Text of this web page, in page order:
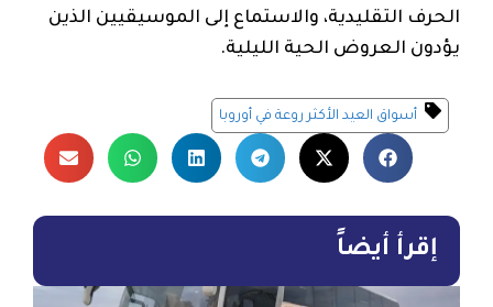
الحرف التقليدية، والاستماع إلى الموسيقيين الذين
يؤدون العروض الحية الليلية.
أسواق العيد الأكثر روعة في أوروبا
إقرأ أيضاً